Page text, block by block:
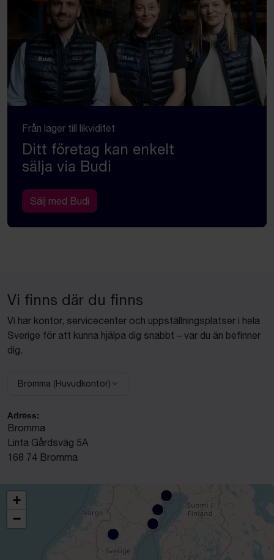
Från lager till likviditet
Ditt företag kan enkelt
sälja via Budi
Sälj med Budi
Vi finns där du finns
Vi har kontor, servicecenter och uppställningsplatser i hela
Sverige för att kunna hjälpa dig snabbt – var du än befinner
dig.
Välj anläggning:
Bromma (Huvudkontor)
Adress:
Bromma
Linta Gårdsväg 5A
168 74 Bromma
+
−